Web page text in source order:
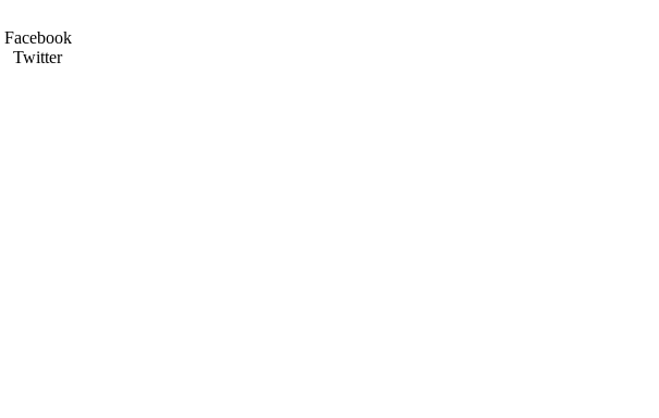
Facebook
Twitter